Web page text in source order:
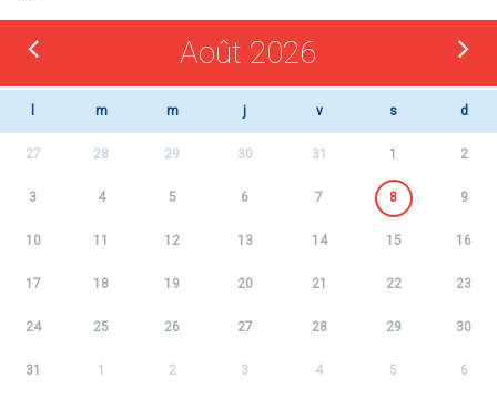
Août 2026
m m j v s d
27 28 29 30 31 1 2
3 4 5 6 7 8 9
10 11 12 13 14 15 16
17 18 19 20 21 22 23
24 25 26 27 28 29 30
31 1 2 3 4 5 6